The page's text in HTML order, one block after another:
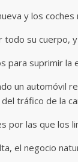
y los
todo su cuerpo,
para suprimir la
un automóvil
tráfico de la
por las que los
el negocio